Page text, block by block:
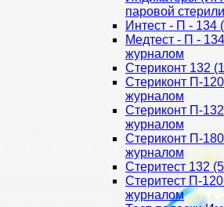
паровой
Интест - П - 134
Медтест - П -
журналом
Стериконт 132
Стериконт П-
журналом
Стериконт П-
журналом
Стериконт П-
журналом
Стеритест 132
Стеритест П-
журналом